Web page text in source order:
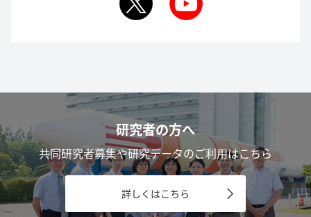
研究者の方へ
共同研究者募集や研究データのご利用はこちら
詳しくはこちら